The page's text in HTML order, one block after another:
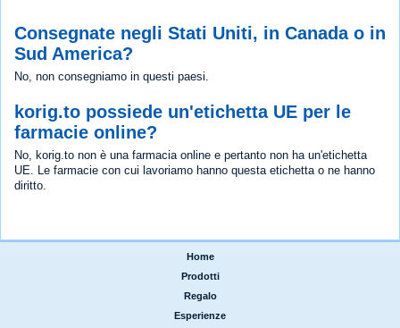
Consegnate negli Stati Uniti, in Canada o in
Sud America?
No, non consegniamo in questi paesi.
korig.to possiede un'etichetta UE per le
farmacie online?
No, korig.to non è una farmacia online e pertanto non ha un'etichetta
UE. Le farmacie con cui lavoriamo hanno questa etichetta o ne hanno
diritto.
Home
Prodotti
Regalo
Esperienze